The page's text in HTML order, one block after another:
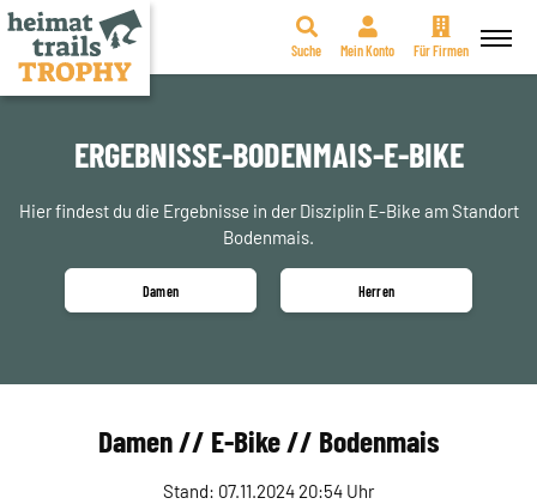
Zum
Suche Mein Konto Für Firmen
ERGEBNISSE-BODENMAIS-E-BIKE
Hier findest du die Ergebnisse in der Disziplin E-Bike am Standort
Bodenmais.
Damen Herren
Damen // E-Bike // Bodenmais
Stand: 07.11.2024 20:54 Uhr